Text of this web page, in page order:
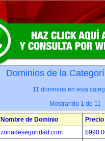
Dominios de la
11 dominios en esta
Mostrando 1 de 11
Nombre de Dominio
Precio
zonadeseguridad.com